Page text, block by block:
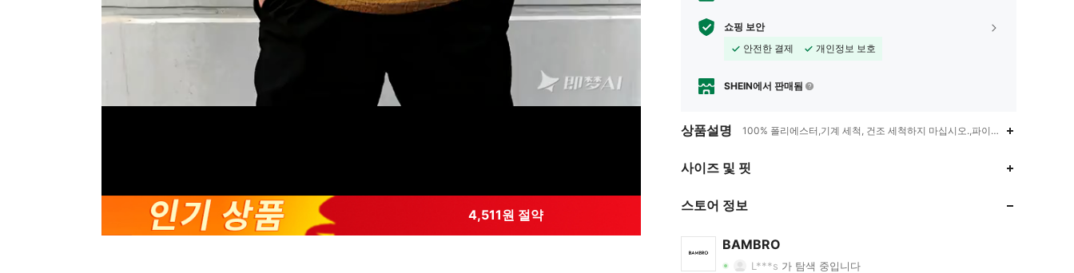
4,511원 절약
쇼핑 보안
안전한 결제
개인정보 보호
SHEIN에서 판매됨
상품설명 100% 폴리에스터,기계 세척, 건조 세척하지 마십시오.,파이오니어 트렌드-힙
사이즈 및 핏
스토어 정보
BAMBRO
L***s 가 탐색 중입니다